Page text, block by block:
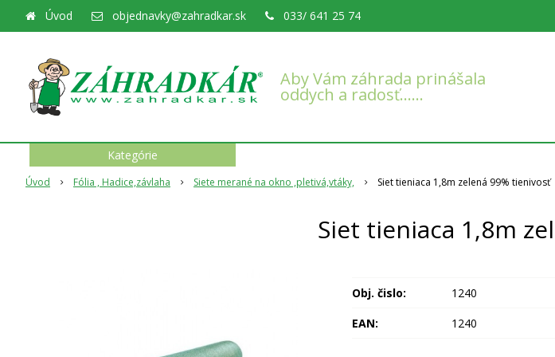
Aby Vám záhrada prinášala
oddych a radosť……
Úvod objednavky@zahradkar.sk 033/ 641 25 74
Úvod Fólia , Hadice,závlaha Siete merané na okno ,pletivá,vtáky, Siet tieniaca 1,8m zelená 99% tienivosť
Siet tieniaca 1,8m
Obj. čislo:
1240
EAN:
1240
Kategórie